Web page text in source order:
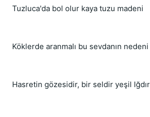
Tuzluca'da bol olur kaya tuzu madeni
Köklerde aranmalı bu sevdanın nedeni
Hasretin gözesidir, bir seldir yeşil